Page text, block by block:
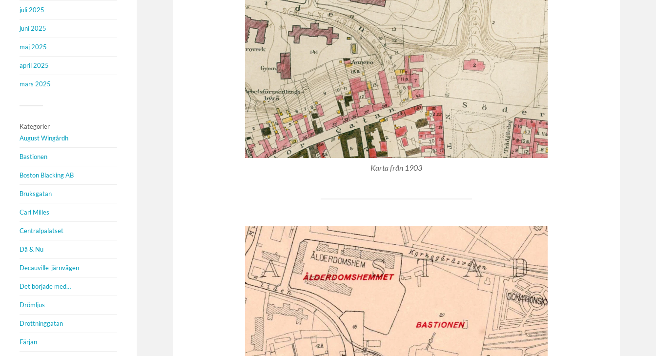
juli 2025
juni 2025
maj 2025
april 2025
mars 2025
Kategorier
August Wingårdh
Bastionen
Boston Blacking AB
Bruksgatan
Carl Milles
Centralpalatset
Då & Nu
Decauville-järnvägen
Det började med…
Drömljus
Drottninggatan
Färjan
Karta från 1903